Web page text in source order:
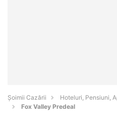
Șoimii Cazării
Hoteluri, Pensiuni,
Fox Valley Predeal